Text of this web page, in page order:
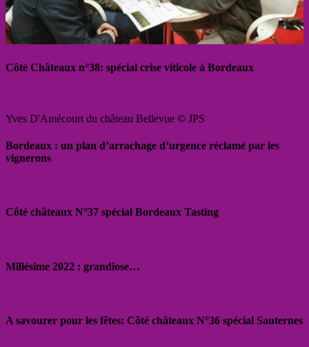
Côté Châteaux n°38: spécial crise viticole à Bordeaux
Yves D'Amécourt du château Bellevue © JPS
Bordeaux : un plan d’arrachage d’urgence réclamé par les
vignerons
Côté châteaux N°37 spécial Bordeaux Tasting
Millésime 2022 : grandiose…
A savourer pour les fêtes: Côté châteaux N°36 spécial Sauternes